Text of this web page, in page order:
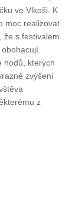
ve Vlkoši. K
moc realizovat
že s festivalem
hodů, kterých
zvýšení
z